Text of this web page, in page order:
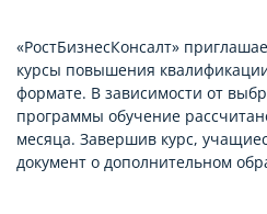
«РостБизнесКонсалт»
курсы повышения
формате. В зависимости от
программы обучение
месяца. Завершив курс,
документ о дополнительном